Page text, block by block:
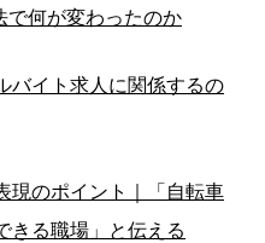
で何が変わったのか
バイト求人に関係するの
現のポイント｜「自転車
きる職場」と伝える